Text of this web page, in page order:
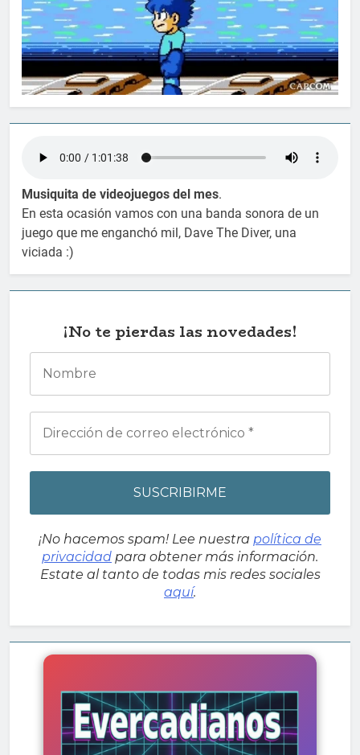
Musiquita de videojuegos del mes.
En esta ocasión vamos con una banda sonora de un
juego que me enganchó mil, Dave The Diver, una
viciada :)
¡No te pierdas las novedades!
¡No hacemos spam! Lee nuestra política de
privacidad para obtener más información.
Estate al tanto de todas mis redes sociales
aquí.